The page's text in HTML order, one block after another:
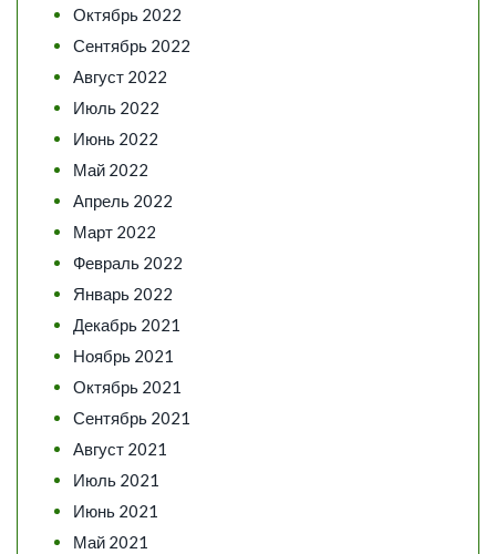
Октябрь 2022
Сентябрь 2022
Август 2022
Июль 2022
Июнь 2022
Май 2022
Апрель 2022
Март 2022
Февраль 2022
Январь 2022
Декабрь 2021
Ноябрь 2021
Октябрь 2021
Сентябрь 2021
Август 2021
Июль 2021
Июнь 2021
Май 2021